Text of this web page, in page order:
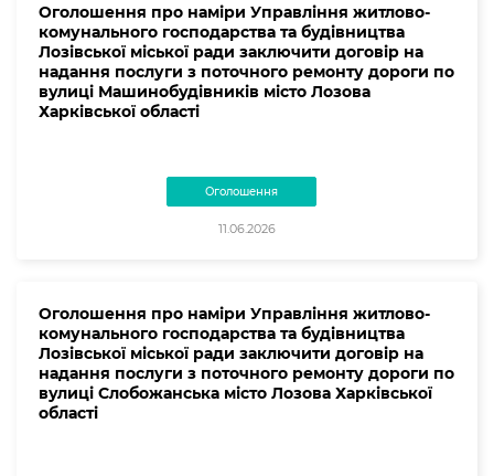
Оголошення про наміри Управління житлово-
комунального господарства та будівництва
Лозівської міської ради заключити договір на
надання послуги з поточного ремонту дороги по
вулиці Машинобудівників місто Лозова
Харківської області
Оголошення
11.06.2026
Оголошення про наміри Управління житлово-
комунального господарства та будівництва
Лозівської міської ради заключити договір на
надання послуги з поточного ремонту дороги по
вулиці Слобожанська місто Лозова Харківської
області